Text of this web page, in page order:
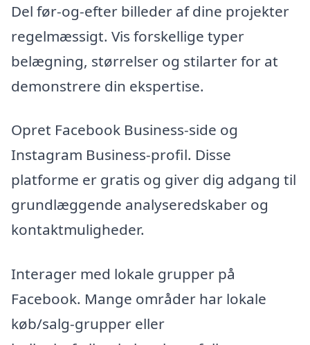
Del før-og-efter billeder af dine projekter
regelmæssigt. Vis forskellige typer
belægning, størrelser og stilarter for at
demonstrere din ekspertise.
Opret Facebook Business-side og
Instagram Business-profil. Disse
platforme er gratis og giver dig adgang til
grundlæggende analyseredskaber og
kontaktmuligheder.
Interager med lokale grupper på
Facebook. Mange områder har lokale
køb/salg-grupper eller